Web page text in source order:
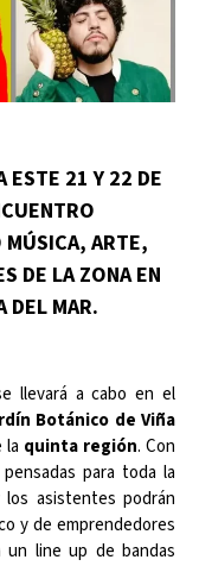
ESTE 21 Y 22 DE
MÚSICA, ARTE,
DE LA ZONA EN
DEL MAR.
llevará a cabo en el
Botánico de Viña
la quinta región. Con
para toda la
asistentes podrán
y de emprendedores
un line up de bandas